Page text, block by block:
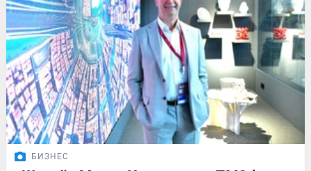
БИЗНЕС